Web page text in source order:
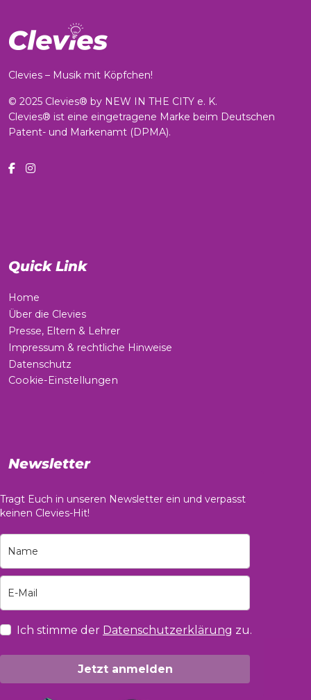
Clevies – Musik mit Köpfchen!
© 2025 Clevies® by NEW IN THE CITY e. K.
Clevies® ist eine eingetragene Marke beim Deutschen
Patent- und Markenamt (DPMA).
Quick Link
Home
Über die Clevies
Presse, Eltern & Lehrer
Impressum & rechtliche Hinweise
Datenschutz
Cookie-Einstellungen
Newsletter
Tragt Euch in unseren Newsletter ein und verpasst
keinen Clevies-Hit!
Ich stimme der Datenschutzerklärung zu.
Jetzt anmelden